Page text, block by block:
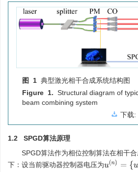
图 1 典型激光相干合成系统结构图
Figure 1. Structural diagram of
beam combining system
下载:
1.2 SPGD算法原理
SPGD算法作为相位控制算法在相干
下：设当前驱动器控制器电压为u(n) {u 1,u